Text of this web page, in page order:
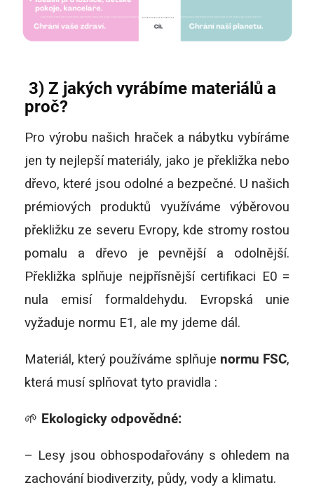
3) Z jakých vyrábíme materiálů a
proč?
Pro výrobu našich hraček a nábytku vybíráme
jen ty nejlepší materiály, jako je překližka nebo
dřevo, které jsou odolné a bezpečné. U našich
prémiových produktů využíváme výběrovou
překližku ze severu Evropy, kde stromy rostou
pomalu a dřevo je pevnější a odolnější.
Překližka splňuje nejpřísnější certifikaci E0 =
nula emisí formaldehydu. Evropská unie
vyžaduje normu E1, ale my jdeme dál.
Materiál, který používáme splňuje normu FSC,
která musí splňovat tyto pravidla :
🌱 Ekologicky odpovědné:
– Lesy jsou obhospodařovány s ohledem na
zachování biodiverzity, půdy, vody a klimatu.